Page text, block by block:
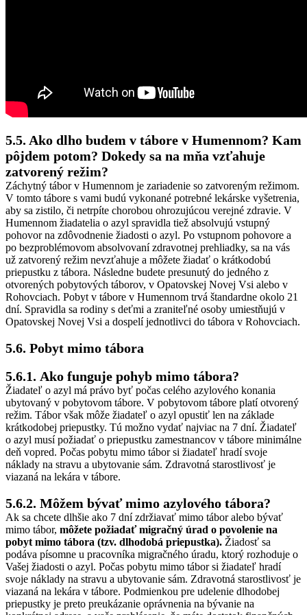
5.5. Ako dlho budem v tábore v Humennom? Kam
pôjdem potom? Dokedy sa na mňa vzťahuje
zatvorený režim?
Záchytný tábor v Humennom je zariadenie so zatvoreným režimom.
V tomto tábore s vami budú vykonané potrebné lekárske vyšetrenia,
aby sa zistilo, či netrpíte chorobou ohrozujúcou verejné zdravie. V
Humennom žiadatelia o azyl spravidla tiež absolvujú vstupný
pohovor na zdôvodnenie žiadosti o azyl. Po vstupnom pohovore a
po bezproblémovom absolvovaní zdravotnej prehliadky, sa na vás
už zatvorený režim nevzťahuje a môžete žiadať o krátkodobú
priepustku z tábora. Následne budete presunutý do jedného z
otvorených pobytových táborov, v Opatovskej Novej Vsi alebo v
Rohovciach. Pobyt v tábore v Humennom trvá štandardne okolo 21
dní. Spravidla sa rodiny s deťmi a zraniteľné osoby umiestňujú v
Opatovskej Novej Vsi a dospelí jednotlivci do tábora v Rohovciach.
5.6. Pobyt mimo tábora
5.6.1. Ako funguje pohyb mimo tábora?
Žiadateľ o azyl má právo byť počas celého azylového konania
ubytovaný v pobytovom tábore. V pobytovom tábore platí otvorený
režim. Tábor však môže žiadateľ o azyl opustiť len na základe
krátkodobej priepustky. Tú možno vydať najviac na 7 dní. Žiadateľ
o azyl musí požiadať o priepustku zamestnancov v tábore minimálne
deň vopred. Počas pobytu mimo tábor si žiadateľ hradí svoje
náklady na stravu a ubytovanie sám. Zdravotná starostlivosť je
viazaná na lekára v tábore.
5.6.2. Môžem bývať mimo azylového tábora?
Ak sa chcete dlhšie ako 7 dní zdržiavať mimo tábor alebo bývať
mimo tábor, môžete požiadať migračný úrad o povolenie na
pobyt mimo tábora (tzv. dlhodobá priepustka). Žiadosť sa
podáva písomne u pracovníka migračného úradu, ktorý rozhoduje o
Vašej žiadosti o azyl. Počas pobytu mimo tábor si žiadateľ hradí
svoje náklady na stravu a ubytovanie sám. Zdravotná starostlivosť je
viazaná na lekára v tábore. Podmienkou pre udelenie dlhodobej
priepustky je preto preukázanie oprávnenia na bývanie na